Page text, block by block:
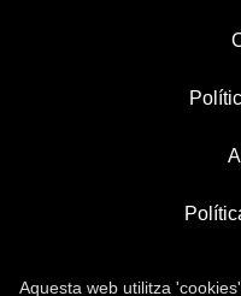
Aquesta web utilitza